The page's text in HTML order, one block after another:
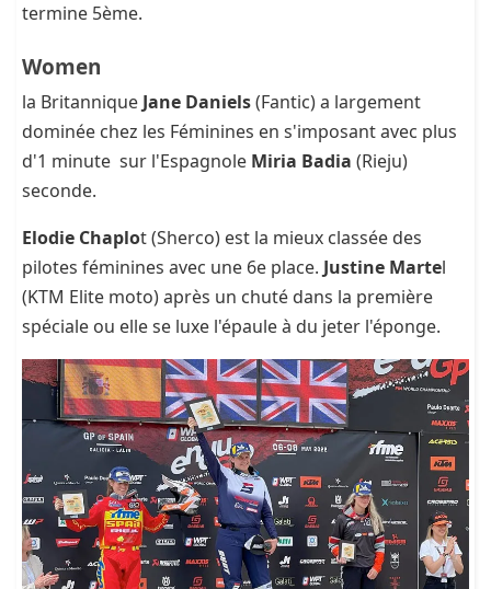
termine 5ème.
Women
la Britannique Jane Daniels(Fantic) a largement
dominée chez les Féminines en s'imposant avec plus
d'1 minute sur l'Espagnole Miria Badia (Rieju)
seconde.
Elodie Chaplot (Sherco) est la mieux classée des
pilotes féminines avec une 6e place. Justine Martel
(KTM Elite moto) après un chuté dans la première
spéciale ou elle se luxe l'épaule à du jeter l'éponge.